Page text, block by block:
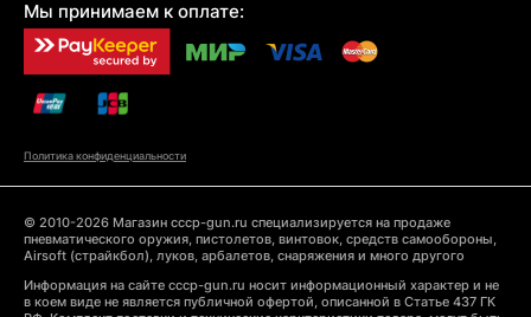
Мы принимаем к оплате:
Политика конфиденциальности
© 2010-2026 Магазин cccp-gun.ru специализируется на продаже
пневматического оружия, пистолетов, винтовок, средств самообороны,
Airsoft (страйкбол), луков, арбалетов, снаряжения и много другого
Информация на сайте cccp-gun.ru носит информационный характер и не
в коем виде не является публичной офертой, описанной в Статье 437 ГК